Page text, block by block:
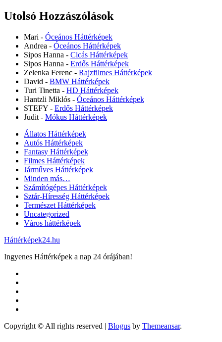
Utolsó Hozzászólások
Mari - Óceános Háttérképek
Andrea - Óceános Háttérképek
Sipos Hanna - Cicás Háttérképek
Sipos Hanna - Erdős Háttérképek
Zelenka Ferenc - Rajzfilmes Háttérképek
David - BMW Háttérképek
Turi Tinetta - HD Háttérképek
Hantzli Miklós - Óceános Háttérképek
STEFY - Erdős Háttérképek
Judit - Mókus Háttérképek
Állatos Háttérképek
Autós Háttérképek
Fantasy Háttérképek
Filmes Háttérképek
Járműves Háttérképek
Minden más…
Számítógépes Háttérképek
Sztár-Híresség Háttérképek
Természet Háttérképek
Uncategorized
Város háttérképek
Háttérképek24.hu
Ingyenes Háttérképek a nap 24 órájában!
Copyright © All rights reserved | Blogus by Themeansar.